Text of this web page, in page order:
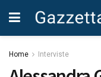
Home Interviste